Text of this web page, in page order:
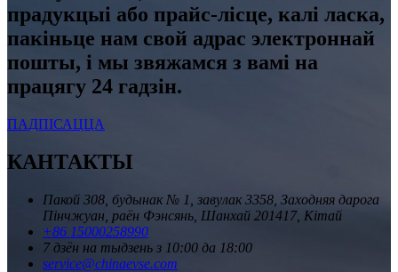
прадукцыі або прайс-лісце, калі ласка,
пакіньце нам свой адрас электроннай
пошты, і мы звяжамся з вамі на
працягу 24 гадзін.
ПАДПІСАЦЦА
КАНТАКТЫ
Пакой 308, будынак № 1, завулак 3358, Заходняя дарога
Пінчжуан, раён Фэнсянь, Шанхай 201417, Кітай
+86 15000258990
7 дзён на тыдзень з 10:00 да 18:00
service@chinaevse.com